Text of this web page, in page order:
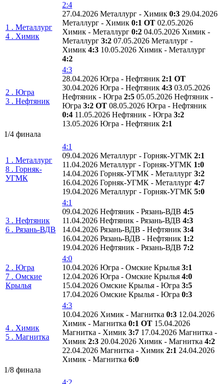
1 . Металлург
4 . Химик
2:4
27.04.2026 Металлург - Химик 0:3 29.04.2026
Металлург - Химик 0:1 ОТ 02.05.2026
Химик - Металлург 0:2 04.05.2026 Химик -
Металлург 3:2 07.05.2026 Металлург -
Химик 4:3 10.05.2026 Химик - Металлург
4:2
2 . Югра
3 . Нефтяник
4:3
28.04.2026 Югра - Нефтяник 2:1 ОТ
30.04.2026 Югра - Нефтяник 4:3 03.05.2026
Нефтяник - Югра 2:5 05.05.2026 Нефтяник -
Югра 3:2 ОТ 08.05.2026 Югра - Нефтяник
0:4 11.05.2026 Нефтяник - Югра 3:2
13.05.2026 Югра - Нефтяник 2:1
1/4 финала
1 . Металлург
8 . Горняк-
УГМК
4:1
09.04.2026 Металлург - Горняк-УГМК 2:1
11.04.2026 Металлург - Горняк-УГМК 1:0
14.04.2026 Горняк-УГМК - Металлург 3:2
16.04.2026 Горняк-УГМК - Металлург 4:7
19.04.2026 Металлург - Горняк-УГМК 5:0
3 . Нефтяник
6 . Рязань-ВДВ
4:1
09.04.2026 Нефтяник - Рязань-ВДВ 4:5
11.04.2026 Нефтяник - Рязань-ВДВ 4:3
14.04.2026 Рязань-ВДВ - Нефтяник 3:4
16.04.2026 Рязань-ВДВ - Нефтяник 1:2
19.04.2026 Нефтяник - Рязань-ВДВ 7:2
2 . Югра
7 . Омские
Крылья
4:0
10.04.2026 Югра - Омские Крылья 3:1
12.04.2026 Югра - Омские Крылья 4:0
15.04.2026 Омские Крылья - Югра 3:5
17.04.2026 Омские Крылья - Югра 0:3
4 . Химик
5 . Магнитка
4:3
10.04.2026 Химик - Магнитка 0:3 12.04.2026
Химик - Магнитка 0:1 ОТ 15.04.2026
Магнитка - Химик 3:7 17.04.2026 Магнитка -
Химик 2:3 20.04.2026 Химик - Магнитка 4:2
22.04.2026 Магнитка - Химик 2:1 24.04.2026
Химик - Магнитка 6:0
1/8 финала